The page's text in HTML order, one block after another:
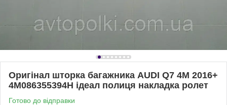
Оригінал шторка багажника AUDI Q7 4M 2016+
4M086355394H ідеал полиця накладка ролет
Готово до відправки